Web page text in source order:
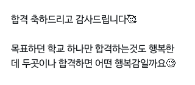
합격 축하드리고 감사드립니다🥰
목표하던 학교 하나만 합격하는것도 행복한
데 두곳이나 합격하면 어떤 행복감일까요🧐